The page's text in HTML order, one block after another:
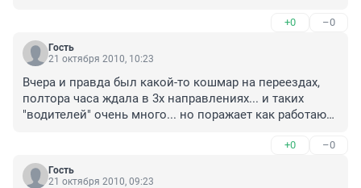
+0 –0
Гость
21 октября 2010, 10:23
Вчера и правда был какой-то кошмар на переездах,
полтора часа ждала в 3х направлениях... и таких
"водителей" очень много... но поражает как работают
красный и закрыт барьер, он выходит и поднимает
свою палочку - типа ЕДЬ!!! и оба направления
начинают двигаться... сидишь и страшно становится...
+0 –0
Гость
21 октября 2010, 09:23